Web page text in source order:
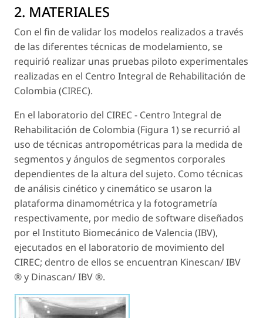
2. MATERIALES
Con el fin de validar los modelos realizados a través
de las diferentes técnicas de modelamiento, se
requirió realizar unas pruebas piloto experimentales
realizadas en el Centro Integral de Rehabilitación de
Colombia (CIREC).
En el laboratorio del CIREC - Centro Integral de
Rehabilitación de Colombia (Figura 1) se recurrió al
uso de técnicas antropométricas para la medida de
segmentos y ángulos de segmentos corporales
dependientes de la altura del sujeto. Como técnicas
de análisis cinético y cinemático se usaron la
plataforma dinamométrica y la fotogrametría
respectivamente, por medio de software diseñados
por el Instituto Biomecánico de Valencia (IBV),
ejecutados en el laboratorio de movimiento del
CIREC; dentro de ellos se encuentran Kinescan/ IBV
® y Dinascan/ IBV ®.